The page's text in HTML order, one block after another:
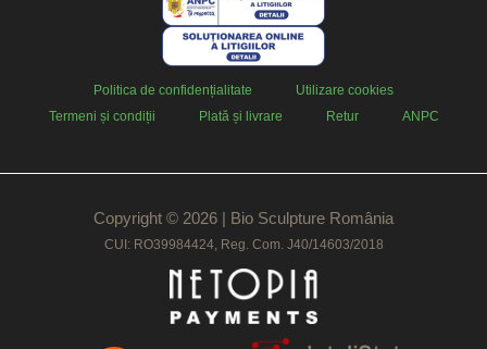
Politica de confidențialitate
Utilizare cookies
Termeni și condiții
Plată și livrare Retur ANPC
Copyright © 2026 | Bio Sculpture România
CUI: RO39984424, Reg. Com. J40/14603/2018